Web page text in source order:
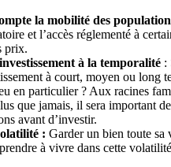
la mobilité des
et l’accès réglementé à
prix.
à la temporalité :
à court, moyen ou long
en particulier ? Aux racines
que jamais, il sera important
avant d’investir.
: Garder un bien toute sa
à vivre dans cette